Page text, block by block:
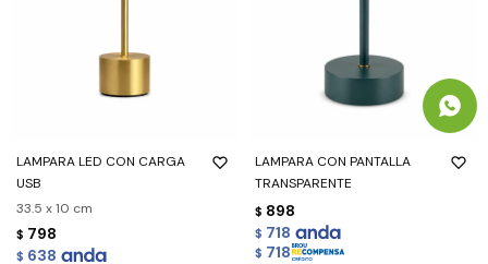
LAMPARA LED CON CARGA
USB
33.5 x 10 cm
$ 798
$ 638
LAMPARA CON PANTALLA
TRANSPARENTE
$ 898
$ 718
$ 718